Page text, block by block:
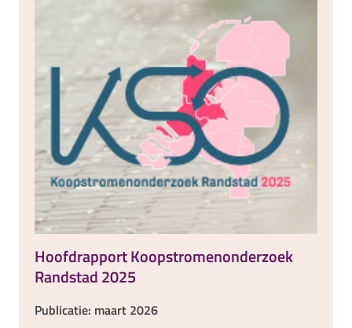
Hoofdrapport Koopstromenonderzoek
Randstad 2025
Publicatie: maart 2026